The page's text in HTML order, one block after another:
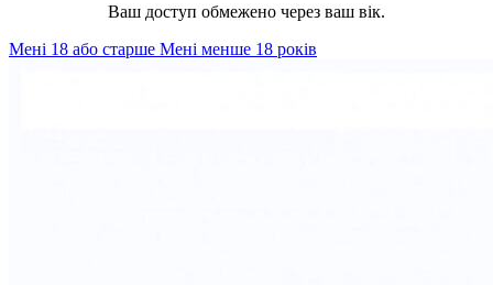
Ваш доступ обмежено через ваш вік.
Мені 18 або старше Мені менше 18 років